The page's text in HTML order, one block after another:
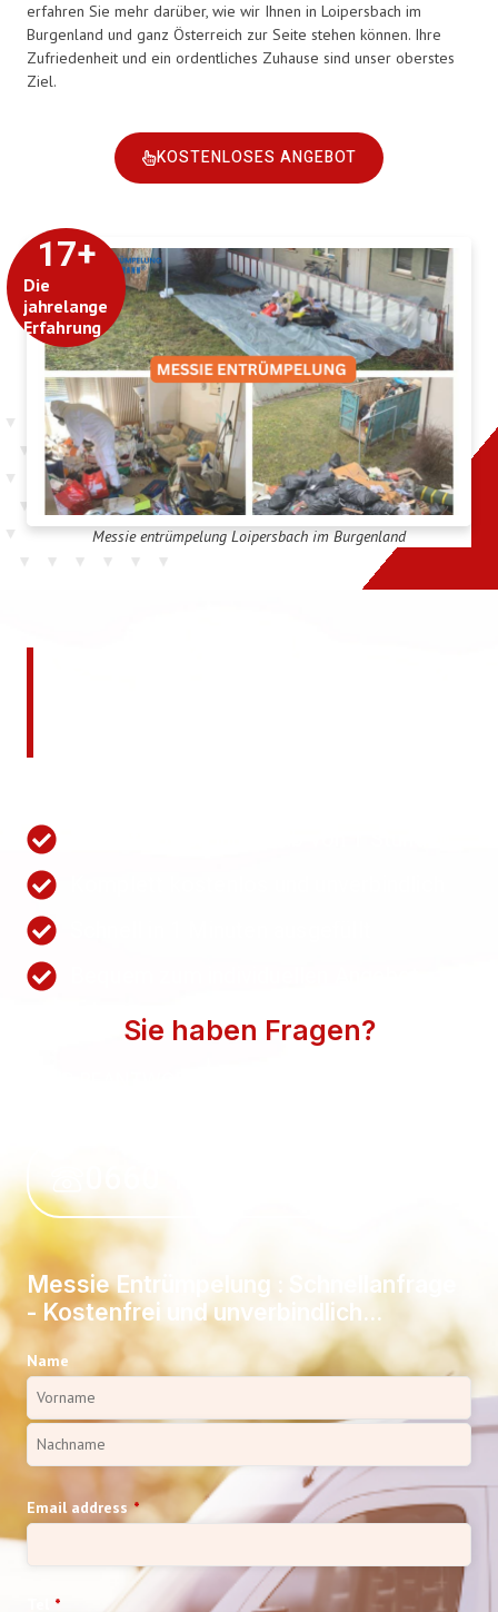
Die
jahrelange
Erfahrung
17+
Messie entrümpelung Loipersbach im Burgenland
erfahren Sie mehr darüber, wie wir Ihnen in Loipersbach im
Burgenland und ganz Österreich zur Seite stehen können. Ihre
Zufriedenheit und ein ordentliches Zuhause sind unser oberstes
Ziel.
KOSTENLOSES ANGEBOT
Sie haben Fragen?
Messie Entrümpelung : Schnellanfrage
- Kostenfrei und unverbindlich...
Name
Email address *
*